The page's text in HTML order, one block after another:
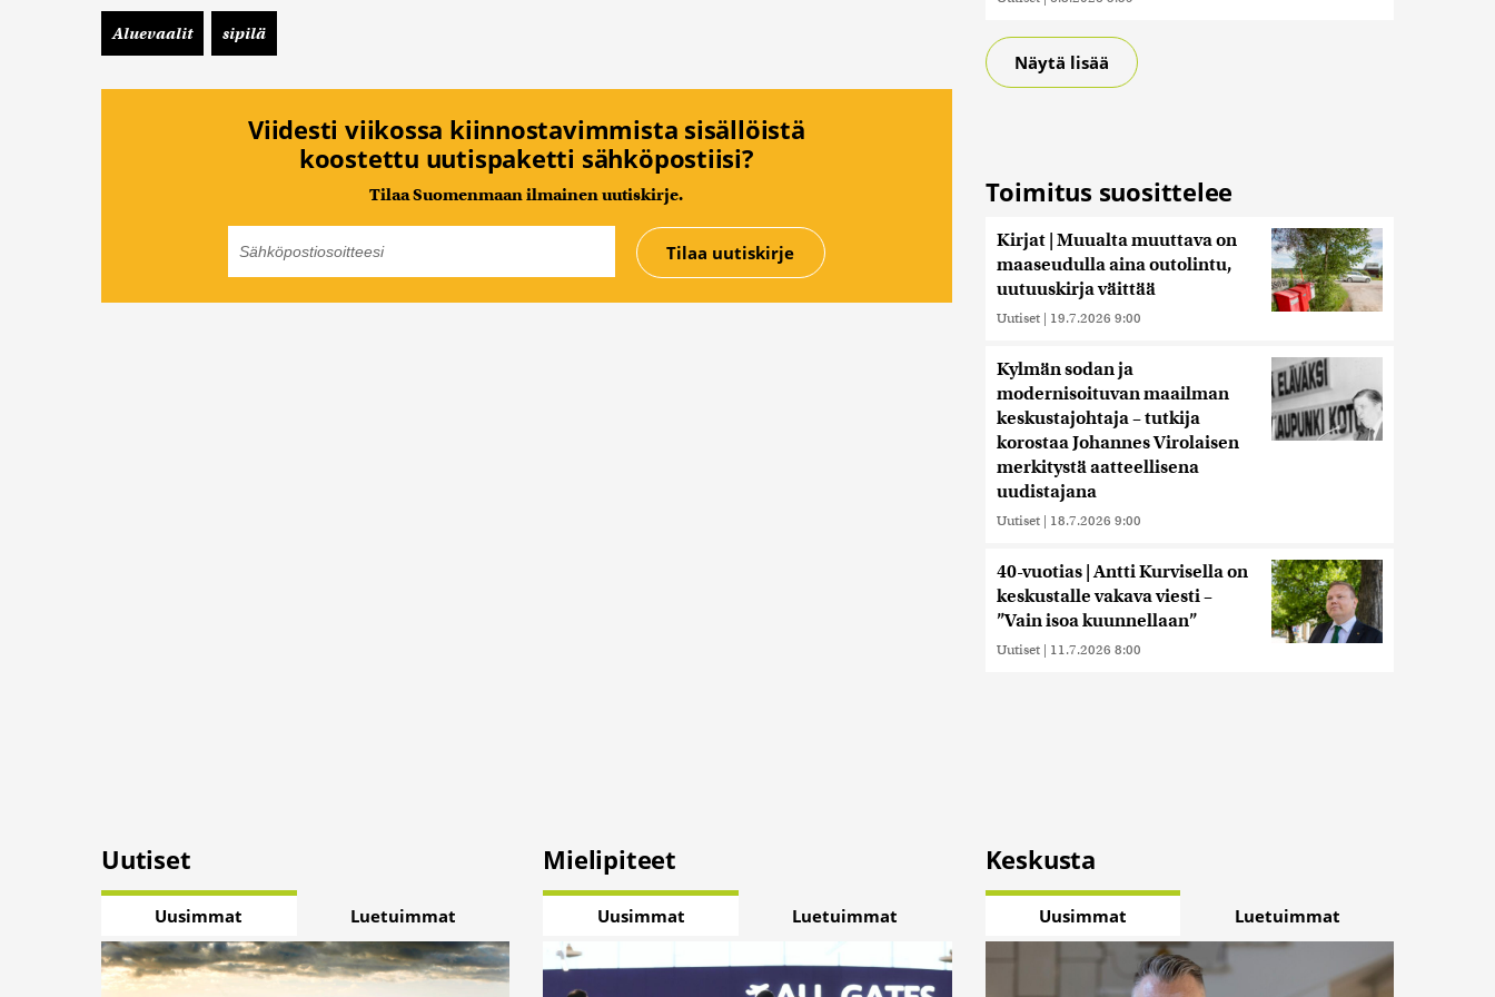
Aluevaalit sipilä
Viidesti viikossa kiinnostavimmista sisällöistä
koostettu uutispaketti sähköpostiisi?
Tilaa Suomenmaan ilmainen uutiskirje.
Näytä lisää
Toimitus suosittelee
Kirjat | Muualta muuttava on
maaseudulla aina outolintu,
uutuuskirja väittää
Uutiset | 19.7.2026 9:00
Kylmän sodan ja
modernisoituvan maailman
keskustajohtaja – tutkija
korostaa Johannes Virolaisen
merkitystä aatteellisena
uudistajana
Uutiset | 18.7.2026 9:00
40-vuotias | Antti Kurvisella on
keskustalle vakava viesti –
”Vain isoa kuunnellaan”
Uutiset | 11.7.2026 8:00
Uutiset
Uusimmat Luetuimmat
Mielipiteet
Uusimmat Luetuimmat
Keskusta
Uusimmat Luetuimmat